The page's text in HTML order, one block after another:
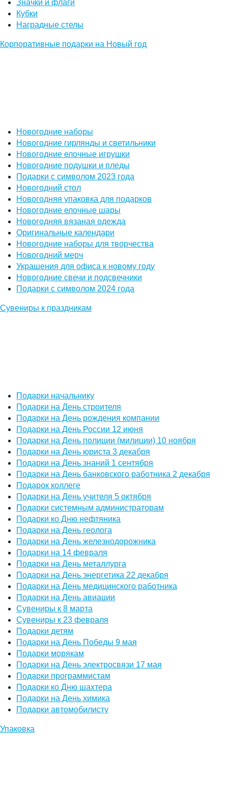
Значки и флаги
Кубки
Наградные стелы
Корпоративные подарки на Новый год
Новогодние наборы
Новогодние гирлянды и светильники
Новогодние елочные игрушки
Новогодние подушки и пледы
Подарки с символом 2023 года
Новогодний стол
Новогодняя упаковка для подарков
Новогодние елочные шары
Новогодняя вязаная одежда
Оригинальные календари
Новогодние наборы для творчества
Новогодний мерч
Украшения для офиса к новому году
Новогодние свечи и подсвечники
Подарки с символом 2024 года
Сувениры к праздникам
Подарки начальнику
Подарки на День строителя
Подарки на День рождения компании
Подарки на День России 12 июня
Подарки на День полиции (милиции) 10 ноября
Подарки на День юриста 3 декабря
Подарки на День знаний 1 сентября
Подарки на День банковского работника 2 декабря
Подарок коллеге
Подарки на День учителя 5 октября
Подарки системным администраторам
Подарки ко Дню нефтяника
Подарки на День геолога
Подарки на День железнодорожника
Подарки на 14 февраля
Подарки на День металлурга
Подарки на День энергетика 22 декабря
Подарки на День медицинского работника
Подарки на День авиации
Сувениры к 8 марта
Сувениры к 23 февраля
Подарки детям
Подарки на День Победы 9 мая
Подарки морякам
Подарки на День электросвязи 17 мая
Подарки программистам
Подарки ко Дню шахтера
Подарки на День химика
Подарки автомобилисту
Упаковка